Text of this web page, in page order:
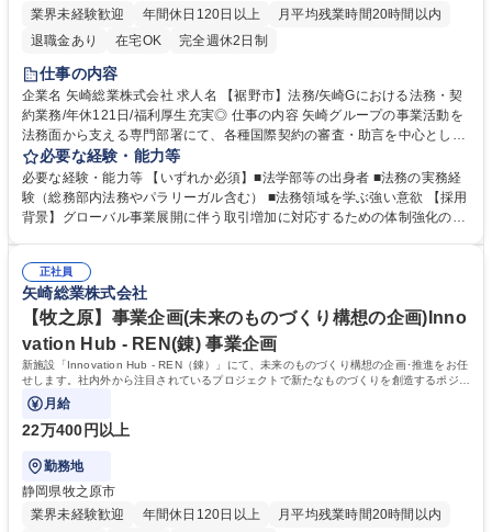
業界未経験歓迎
年間休日120日以上
月平均残業時間20時間以内
退職金あり
在宅OK 完全週休2日制
仕事の内容
企業名 矢崎総業株式会社 求人名 【裾野市】法務/矢崎Gにおける法務・契
約業務/年休121日/福利厚生充実◎ 仕事の内容 矢崎グループの事業活動を
法務面から支える専門部署にて、各種国際契約の審査・助言を中心とした
法務・契約業務全般をお任せします。事業部門に近い立場で、法務の専門
性を活かし経営・事業判断を支援します。 ■秘密保持契約、売買契約、ラ
イセンス契約、M&A関連契約など各種国際契約の審査および検討 ■国内外
の取引における紛争の予防および紛争発生時の対応支援 ■契約に関する社
における法務・契約業務/年休121日/福利厚生充実◎
必要な経験・能力等
必要な経験・能力等 【いずれか必須】■法学部等の出身者 ■法務の実務経
験（総務部内法務やパラリーガル含む） ■法務領域を学ぶ強い意欲 【採用
背景】グローバル事業展開に伴う取引増加に対応するための体制強化の増
るチャンスがあり、実践的な法務スキルを磨きながら事業部門を支援でき
る前向きな職場です。 学歴・資格 学歴：大学院 大学 高専 語学力： 資
格：
正社員
矢崎総業株式会社
【牧之原】事業企画(未来のものづくり構想の企画)Inno
vation Hub - REN(錬) 事業企画
新施設「Innovation Hub - REN（錬）」にて、未来のものづくり構想の企画･推進をお任
せします。社内外から注目されているプロジェクトで新たなものづくりを創造するポジシ
ョンです！
月給
22万400円以上
勤務地
静岡県牧之原市
業界未経験歓迎
年間休日120日以上
月平均残業時間20時間以内